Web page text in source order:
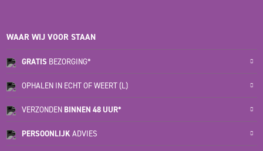
WAAR WIJ VOOR STAAN
GRATIS BEZORGING*
OPHALEN IN ECHT OF WEERT (L)
VERZONDEN BINNEN 48 UUR*
PERSOONLIJKADVIES